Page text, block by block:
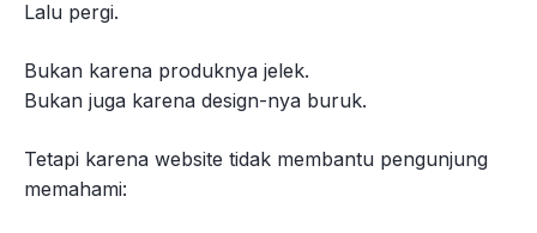
Lalu pergi.
Bukan karena produknya jelek.
Bukan juga karena design-nya buruk.
Tetapi karena website tidak membantu pengunjung
memahami: